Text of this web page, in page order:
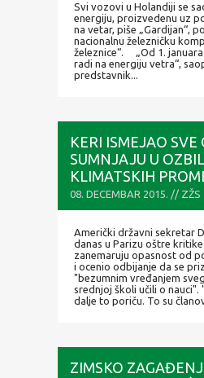
Svi vozovi u Holandiji se
energiju, proizvedenu uz
na vetar, piše „Gardijan“,
nacionalnu železničku
železnice“. „Od 1.
radi na energiju vetra“,
predstavnik...
KERI ISMEJAO SVE
SUMNJAJU U
KLIMATSKIH
08. DECEMBAR 2015. // ZŽS
Američki državni sekretar
danas u Parizu oštre
zanemaruju opasnost od
i ocenio odbijanje da se
"bezumnim vređanjem
srednjoj školi učili o nauci".
dalje to poriču. To su
ZIMSKO